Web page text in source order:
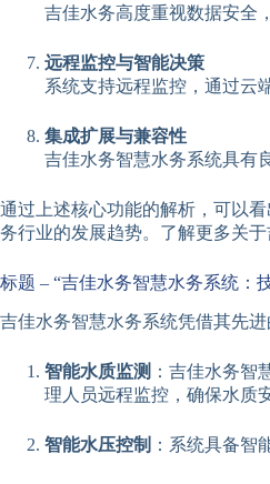
吉佳水务高度重视数据安全
远程监控与智能决策
系统支持远程监控，通过云
集成扩展与兼容性
吉佳水务智慧水务系统具有
通过上述核心功能的解析，可以
务行业的发展趋势。了解更多关
标题 – “吉佳水务智慧水务系统：
吉佳水务智慧水务系统凭借其先
智能水质监测 ：吉佳水务
理人员远程监控，确保水质
智能水压控制 ：系统具备智